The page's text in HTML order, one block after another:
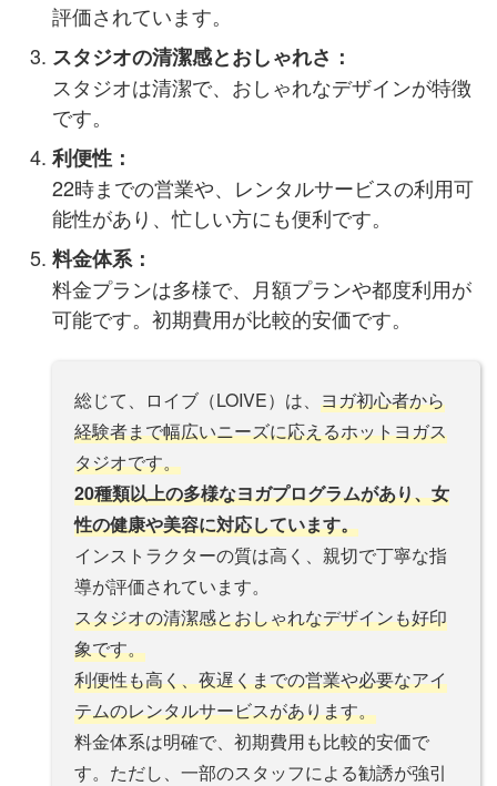
評価されています​​​​。
スタジオの清潔感とおしゃれさ：
スタジオは清潔で、おしゃれなデザインが特徴
です​​。
利便性：
22時までの営業や、レンタルサービスの利用可
能性があり、忙しい方にも便利です​​。
料金体系：
料金プランは多様で、月額プランや都度利用が
可能です。初期費用が比較的安価です​​。
総じて、ロイブ（LOIVE）は、 ヨガ初心者から
経験者まで幅広いニーズに応えるホットヨガス
タジオです。
20種類以上の多様なヨガプログラムがあり、女
性の健康や美容に対応しています。
インストラクターの質は高く、親切で丁寧な指
導が評価されています。
スタジオの清潔感とおしゃれなデザインも好印
象です。
利便性も高く、夜遅くまでの営業や必要なアイ
テムのレンタルサービスがあります。
料金体系は明確で、初期費用も比較的安価で
す。ただし、一部のスタッフによる勧誘が強引